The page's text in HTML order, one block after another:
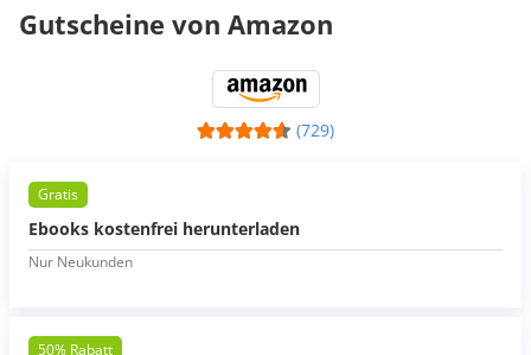
Gutscheine von Amazon
(729)
Gratis
Ebooks kostenfrei herunterladen
Nur Neukunden
50% Rabatt